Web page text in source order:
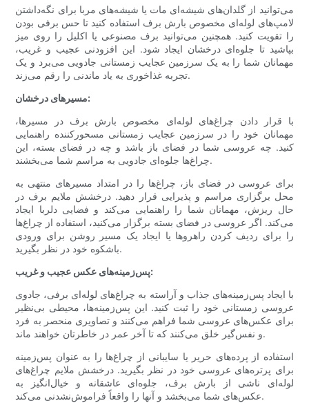
می‌توانید از گلدان‌های شیشه‌ای مات یا شیشه‌های مربا برای نگه‌داشتن
لامپ‌های لوله‌ای مخصوص بارش برف استفاده کنید تا حس برفی بودن
را تقویت کنید. همچنین می‌توانید برف مصنوعی یا اکلیل را روی میز
بپاشید تا جلوه‌ای درخشان ایجاد شود. این افزودنی عجیب و غریب،
مهمانان شما را به یک سرزمین عجایب زمستانی جادویی می‌برد و یک
تجربه غذاخوری به یاد ماندنی را رقم می‌زند.
مسیرهای درخشان:
با قرار دادن چراغ‌های لوله‌ای مخصوص بارش برف در مسیرها،
مهمانان خود را در سرزمین عجایب زمستانی مسحورکننده راهنمایی
کنید. چه عروسی شما در فضای باز باشد و چه در فضای بسته، این
چراغ‌ها جلوه‌ای جادویی به مراسم شما می‌بخشند.
برای عروسی در فضای باز، چراغ‌ها را در امتداد مسیرهای منتهی به
محل برگزاری مراسم و پذیرایی قرار دهید. درخشش ملایم برف در
حال ریزش، مهمانان شما را راهنمایی می‌کند و فضایی دلربا ایجاد
می‌کند. اگر عروسی در فضای بسته برگزار می‌کنید، استفاده از چراغ‌ها
را برای ردیف کردن راهروها یا ایجاد یک مسیر روشن برای ورودی
باشکوه خود در نظر بگیرید.
پس‌زمینه‌های عکس عجیب و غریب:
با ایجاد پس‌زمینه‌های جذاب و آراسته به چراغ‌های لوله‌ای برفی، جادوی
عروسی زمستانی خود را ثبت کنید. این پس‌زمینه‌ها، محیطی بی‌نظیر
برای عکس‌های عروسی شما فراهم می‌کنند و تصاویری منحصر به فرد
و نفس‌گیر خلق می‌کنند که تا آخر عمر در خاطرتان خواهند ماند.
استفاده از پرده‌های حریر یا سایبانی از چراغ‌ها را به عنوان پس‌زمینه
برای پرتره‌های عروسی خود در نظر بگیرید. درخشش ملایم چراغ‌های
لوله‌ای ناشی از بارش برف، جلوه‌ای عاشقانه و خیال‌انگیز به
عکس‌های شما می‌بخشد و آنها را واقعاً فراموش‌نشدنی می‌کند.